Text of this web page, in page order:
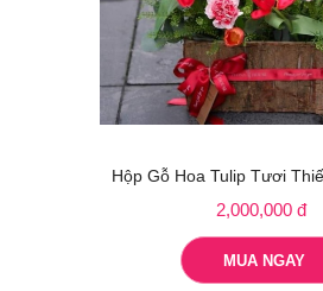
Hộp Gỗ Hoa Tulip Tươi
2,000,000 đ
MUA NGAY